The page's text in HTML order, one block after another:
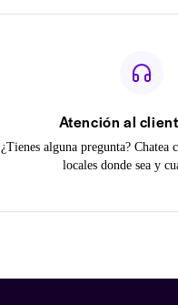
Atención al
¿Tienes alguna pregunta? Chatea
locales donde sea y